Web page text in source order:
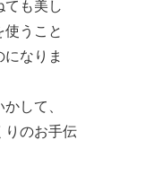
ても美し
使うこと
なりま
して、
りのお手伝